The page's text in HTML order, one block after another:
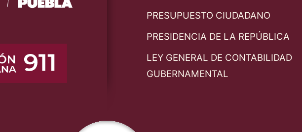
PRESUPUESTO CIUDADANO
PRESIDENCIA DE LA REPÚBLICA
LEY GENERAL DE CONTABILIDAD
GUBERNAMENTAL